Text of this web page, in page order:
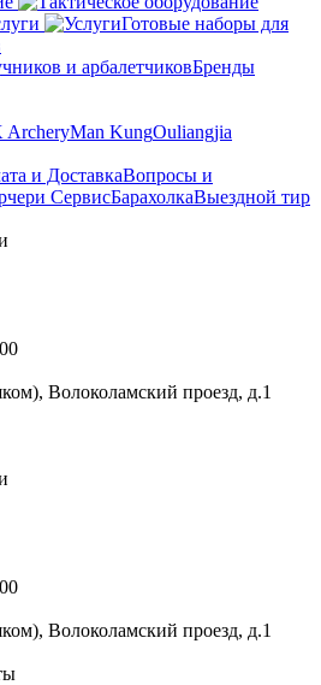
Готовые наборы для
Бренды
ArcheryMan KungOuliangjia
и ДоставкаВопросы и
СервисБарахолкаВыездной тир
Волоколамский проезд, д.1
Волоколамский проезд, д.1